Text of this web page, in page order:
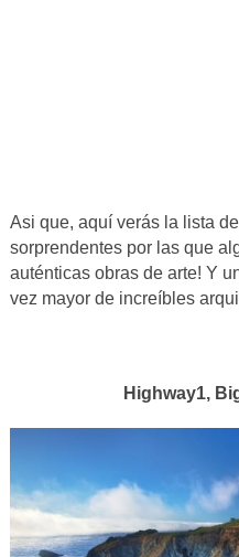
Asi que, aquí verás la lista
sorprendentes por las que
auténticas obras de arte! Y
vez mayor de increíbles
Highway1,